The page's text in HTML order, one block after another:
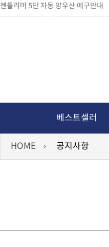
젠틀리머 5단 자동 양우산 예구안내
젠틀리머 메모리제품 가격인상 안내
독서쿠션 2차 예구안내 2026.08.04
베스트셀러
HOME 공지사항